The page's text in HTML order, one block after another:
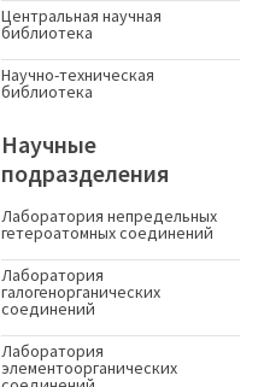
Центральная научная
библиотека
Научно-техническая
библиотека
Научные
подразделения
Лаборатория непредельных
гетероатомных соединений
Лаборатория
галогенорганических
соединений
Лаборатория
элементоорганических